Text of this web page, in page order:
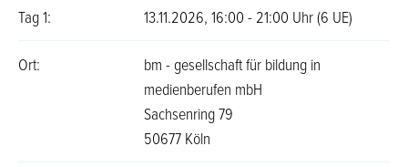
Tag 1: 13.11.2026, 16:00 - 21:00 Uhr (6 UE)
Ort:
bm - gesellschaft für bildung in
medienberufen mbH
Sachsenring 79
50677 Köln